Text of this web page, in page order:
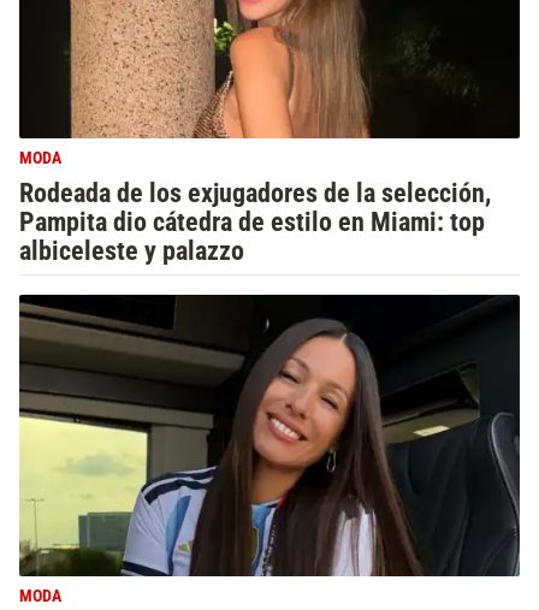
MODA
Rodeada de los exjugadores de la selección,
Pampita dio cátedra de estilo en Miami: top
albiceleste y palazzo
MODA